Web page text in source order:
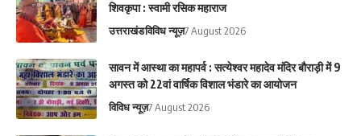
शिवकृपा : स्वामी रसिक महाराज
उत्तराखंडविविध न्यूज़7 August 2026
सावन में आस्था का महापर्व : सत्येश्वर महादेव मंदिर बौराड़ी में 9
अगस्त को 22वां वार्षिक विशाल भंडारे का आयोजन
विविध न्यूज़7 August 2026